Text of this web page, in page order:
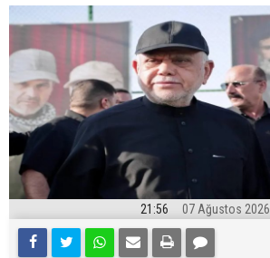
21:56 07 Ağustos 2026